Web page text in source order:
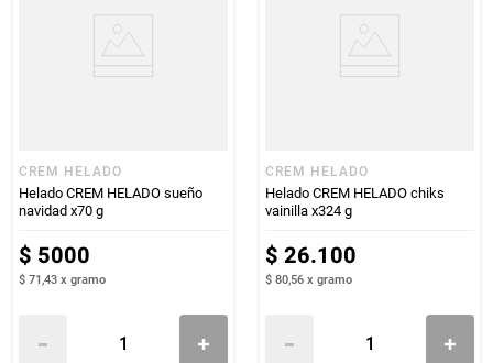
CREM HELADO
Helado CREM HELADO sueño
navidad x70 g
$ 5000
$ 71,43 x gramo
CREM HELADO
Helado CREM HELADO chiks
vainilla x324 g
$ 26.100
$ 80,56 x gramo